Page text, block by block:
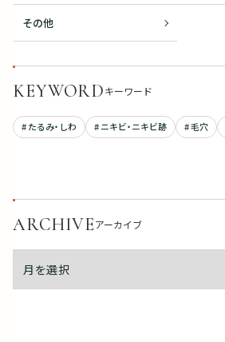
その他
KEYWORDキーワード
# たるみ・しわ # ニキビ・ニキビ跡 # 毛穴
ARCHIVEアーカイブ